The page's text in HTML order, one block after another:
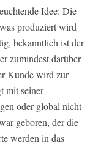
Idee: Die
produziert wird
bekanntlich ist der
zumindest darüber
Kunde wird zur
mit seiner
oder global nicht
geboren, der die
werden in das